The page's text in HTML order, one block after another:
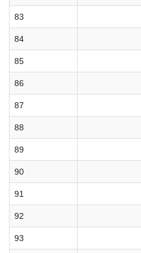
83
84
85
86
87
88
89
90
91
92
93